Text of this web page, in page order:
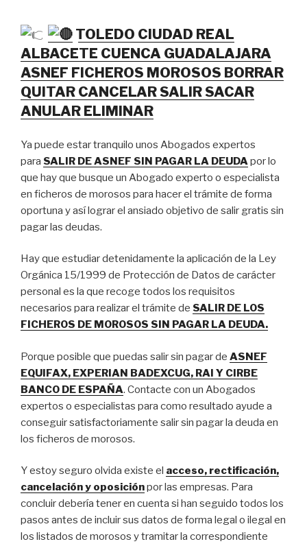
TOLEDO CIUDAD REAL
ALBACETE CUENCA GUADALAJARA
ASNEF FICHEROS MOROSOS BORRAR
QUITAR CANCELAR SALIR SACAR
ANULAR ELIMINAR
Ya puede estar tranquilo unos Abogados expertos
para SALIR DE ASNEF SIN PAGAR LA DEUDApor lo
que hay que busque un Abogado experto o especialista
en ficheros de morosos para hacer el trámite de forma
oportuna y así lograr el ansiado objetivo de salir gratis sin
pagar las deudas.
Hay que estudiar detenidamente la aplicación de la Ley
Orgánica 15/1999 de Protección de Datos de carácter
personal es la que recoge todos los requisitos
necesarios para realizar el trámite de SALIR DE LOS
FICHEROS DE MOROSOS SIN PAGAR LA DEUDA.
Porque posible que puedas salir sin pagar de ASNEF
EQUIFAX, EXPERIAN BADEXCUG, RAI Y CIRBE
BANCO DE ESPAÑA. Contacte con un Abogados
expertos o especialistas para como resultado ayude a
conseguir satisfactoriamente salir sin pagar la deuda en
los ficheros de morosos.
Y estoy seguro olvida existe el acceso, rectificación,
cancelación y oposiciónpor las empresas. Para
concluir debería tener en cuenta si han seguido todos los
pasos antes de incluir sus datos de forma legal o ilegal en
los listados de morosos y tramitar la correspondiente